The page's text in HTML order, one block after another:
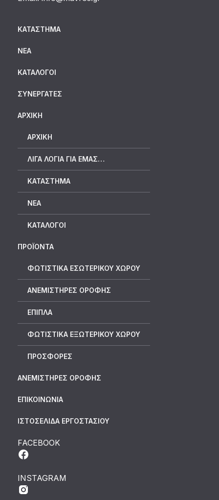
ΚΑΤΆΣΤΗΜΑ
ΝΈΑ
ΚΑΤΆΛΟΓΟΙ
ΣΥΝΕΡΓΆΤΕΣ
ΑΡΧΙΚΗ
ΑΡΧΙΚΉ
ΛΊΓΑ ΛΌΓΙΑ ΓΙΑ ΕΜΆΣ…
ΚΑΤΆΣΤΗΜΑ
ΝΈΑ
ΚΑΤΆΛΟΓΟΙ
ΠΡΟΪΟΝΤΑ
ΦΩΤΙΣΤΙΚΑ ΕΣΩΤΕΡΙΚΟΥ ΧΩΡΟΥ
ΑΝΕΜΙΣΤΗΡΕΣ ΟΡΟΦΗΣ
ΕΠΙΠΛΑ
ΦΩΤΙΣΤΙΚΑ ΕΞΩΤΕΡΙΚΟΥ ΧΩΡΟΥ
ΠΡΟΣΦΟΡΕΣ
ΑΝΕΜΙΣΤΗΡΕΣ ΟΡΟΦΗΣ
ΕΠΙΚΟΙΝΩΝΙΑ
ΙΣΤΟΣΕΛΙΔΑ ΕΡΓΟΣΤΑΣΙΟΥ
FACEBOOK
INSTAGRAM